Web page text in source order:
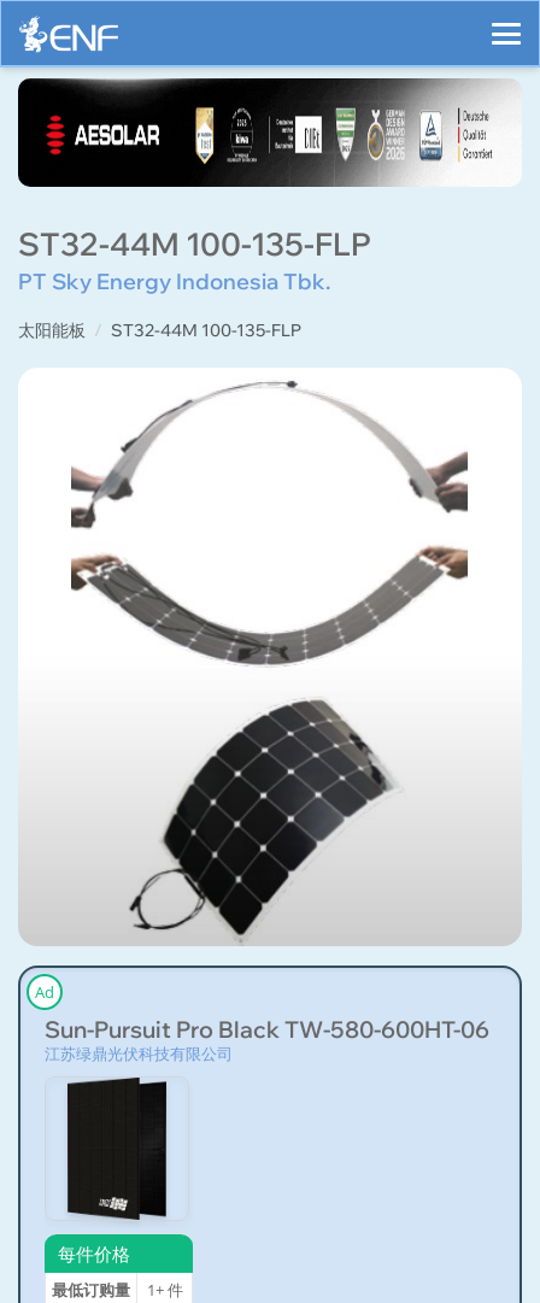
ST32-44M 100-135-FLP
PT Sky Energy Indonesia Tbk.
太阳能板 ST32-44M 100-135-FLP
Ad
Sun-Pursuit Pro Black TW-580-600HT-06
江苏绿鼎光伏科技有限公司
每件价格
最低订购量 1+件